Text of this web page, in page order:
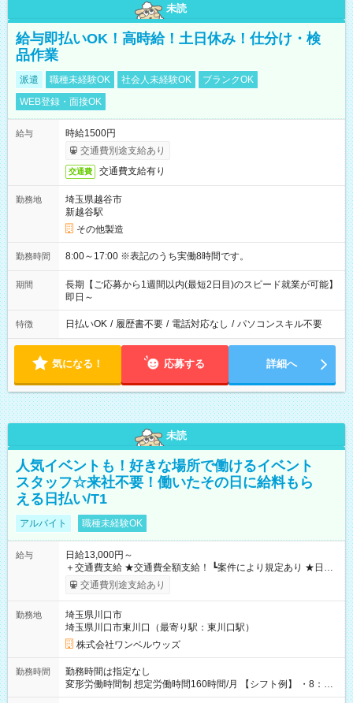
未読
給与即払いOK！高時給！土日休み！仕分け・検
品作業
派遣 職種未経験OK 社会人未経験OK
ブランクOK
WEB登録・面接OK
給与
時給1500円
交通費別途支給あり
交通費 交通費支給有り
勤務地
埼玉県越谷市
新越谷駅
その他製造
勤務時間 8:00～17:00 ※表記のうち実働8時間です。
期間
長期【ご応募から1週間以内(最短2日目)のスピード就業が可能】
即日～
特徴 日払いOK / 履歴書不要 / 電話対応なし / パソコンスキル不要
気になる！ 応募する 詳細へ
未読
人気イベントも！好きな場所で働けるイベント
スタッフ☆来社不要！働いたその日に給料もら
える日払い/T1
アルバイト 職種未経験OK
給与
日給13,000円～
＋交通費支給 ★交通費全額支給！ ┗案件により規定あり ★日払
いOK！（規定あり） ┗働いたその日に現金GET♪ お仕事後はコ
ンビニATMから 日払い分を引き落とせます！ 【試用期間】試
交通費別途支給あり
勤務地
埼玉県川口市
埼玉県川口市東川口（最寄り駅：東川口駅）
株式会社ワンベルウッズ
勤務時間
勤務時間は指定なし
変形労働時間制 想定労働時間160時間/月 【シフト例】 ・8：00
～21：00